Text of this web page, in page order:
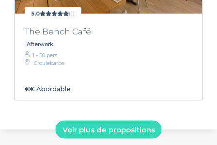
5,0 (1)
The Bench Café
Afterwork
1 - 50 pers.
Croulebarbe
€€ Abordable
Voir plus de propositions